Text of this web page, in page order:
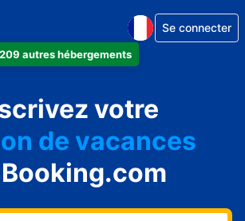
autres hébergements
Se connecter
votre
hôtel
de vacances
de jeunesse
d'hôtes